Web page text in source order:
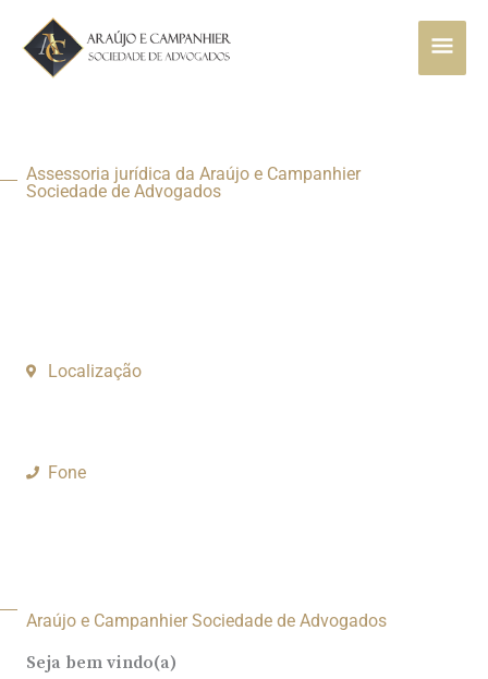
para
Assessoria jurídica da Araújo e Campanhier
Sociedade de Advogados
Localização
Fone
Araújo e Campanhier Sociedade de Advogados
Seja bem vindo(a)